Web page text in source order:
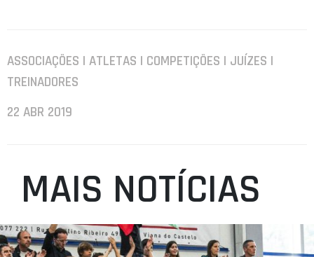
ASSOCIAÇÕES | ATLETAS | COMPETIÇÕES | JUÍZES |
TREINADORES
22 ABR 2019
MAIS NOTÍCIAS